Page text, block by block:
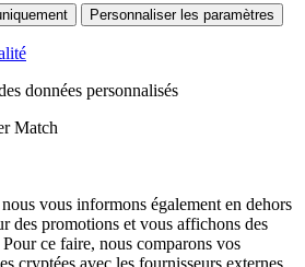
Personnaliser les paramètres
données personnalisés
Match
vous informons également en dehors
des promotions et vous affichons des
ce faire, nous comparons vos